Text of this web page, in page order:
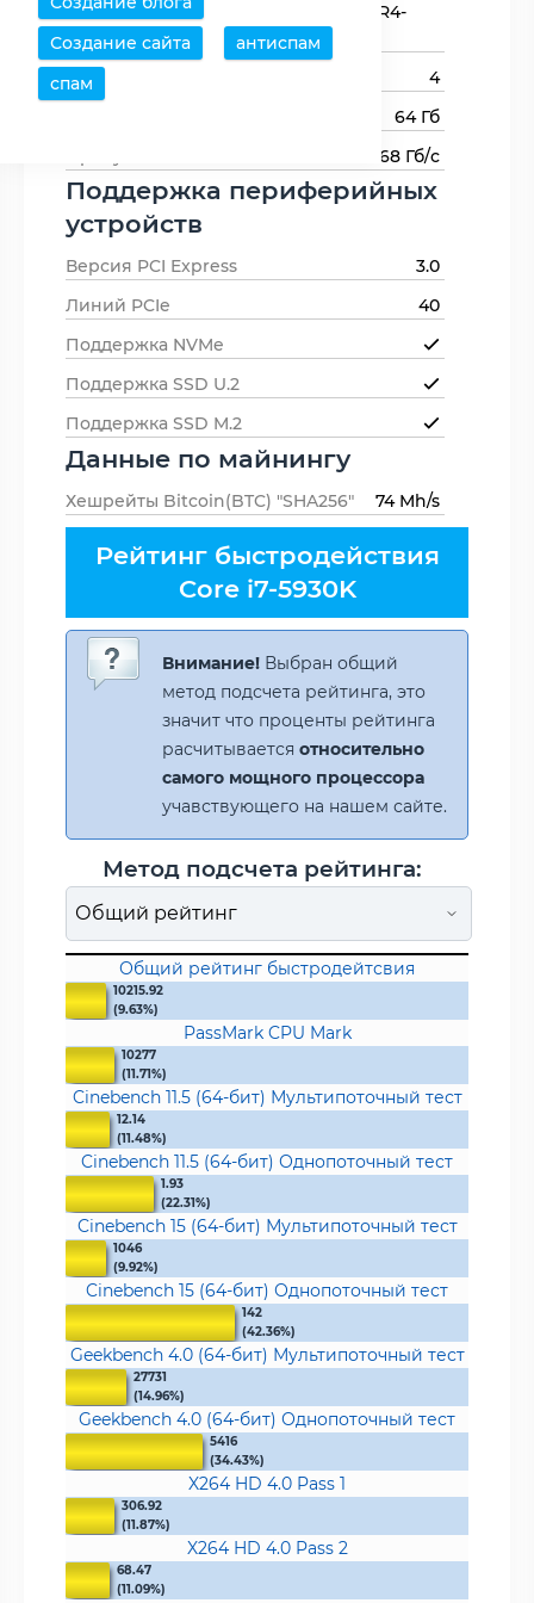
Создание сайта
антиспам
спам
Типы оперативной
памяти
DDR4-1600,DDR4-
2133,DDR4
Каналов памяти
4
64 Гб
68 Гб/с
Поддержка периферийных
устройств
Версия PCI Express
3.0
Линий PCIe
40
Поддержка NVMe
Поддержка SSD U.2
Поддержка SSD M.2
Данные по майнингу
Хешрейты Bitcoin(BTC) "SHA256" 74 Mh/s
Рейтинг быстродействия
Core i7-5930K
Внимание! Выбран общий
метод подсчета рейтинга, это
значит что проценты рейтинга
расчитывается относительно
самого мощного процессора
учавствующего на нашем сайте.
Метод подсчета рейтинга:
Общий рейтинг быстродейтсвия
10215.92
(9.63%)
PassMark CPU Mark
10277
(11.71%)
Cinebench 11.5 (64-бит) Мультипоточный тест
12.14
(11.48%)
Cinebench 11.5 (64-бит) Однопоточный тест
1.93
(22.31%)
Cinebench 15 (64-бит) Мультипоточный тест
1046
(9.92%)
Cinebench 15 (64-бит) Однопоточный тест
142
(42.36%)
Geekbench 4.0 (64-бит) Мультипоточный тест
27731
(14.96%)
Geekbench 4.0 (64-бит) Однопоточный тест
5416
(34.43%)
X264 HD 4.0 Pass 1
306.92
(11.87%)
X264 HD 4.0 Pass 2
68.47
(11.09%)